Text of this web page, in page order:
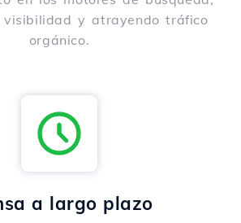
visibilidad y atrayendo tráfico
orgánico.
a largo plazo